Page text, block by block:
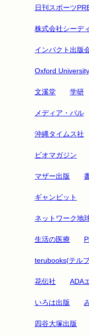
日刊スポーツ
株式会社シーデ
インパクト出版
Oxford
文溪堂 学研
メディア・パル
沖縄タイムス社
ビオマガジン
マザー出版
ギャンビット
ネットワーク地
生活の医療
terubooks(テル
花伝社 ADA
いろは出版
四谷大塚出版